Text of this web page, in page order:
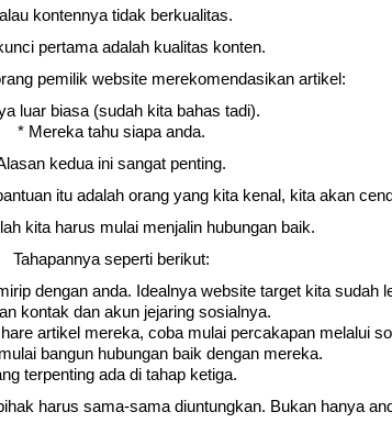
kontennya tidak berkualitas.
pertama adalah kualitas konten.
pemilik website merekomendasikan artikel:
luar biasa (sudah kita bahas tadi).
* Mereka tahu siapa anda.
kedua ini sangat penting.
itu adalah orang yang kita kenal, kita akan
kita harus mulai menjalin hubungan baik.
Tahapannya seperti berikut:
dengan anda. Idealnya website target kita sudah
kontak dan akun jejaring sosialnya.
artikel mereka, coba mulai percakapan melalui
bangun hubungan baik dengan mereka.
terpenting ada di tahap ketiga.
harus sama-sama diuntungkan. Bukan hanya